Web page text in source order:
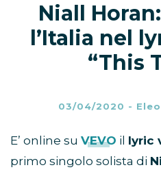
Niall
l’Italia nel
“This
03/04/2020 -
E’ online su VEVO il lyric
primo singolo solista di